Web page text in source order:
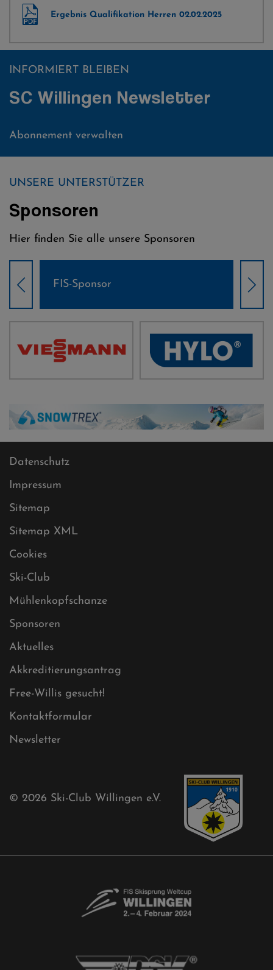
Ergebnis Qualifikation Herren 02.02.2025
INFORMIERT BLEIBEN
SC Willingen Newsletter
Abonnement verwalten
UNSERE UNTERSTÜTZER
Sponsoren
Hier finden Sie alle unsere Sponsoren
Weltcup-Sponsoren Damen
Datenschutz
Impressum
Sitemap
Sitemap XML
Cookies
Ski-Club
Mühlenkopfschanze
Sponsoren
Aktuelles
Kontaktformular